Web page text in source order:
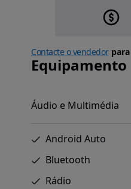
Contacte o vendedorpara
Equipamento
Áudio e Multimédia
Android Auto
Bluetooth
Rádio